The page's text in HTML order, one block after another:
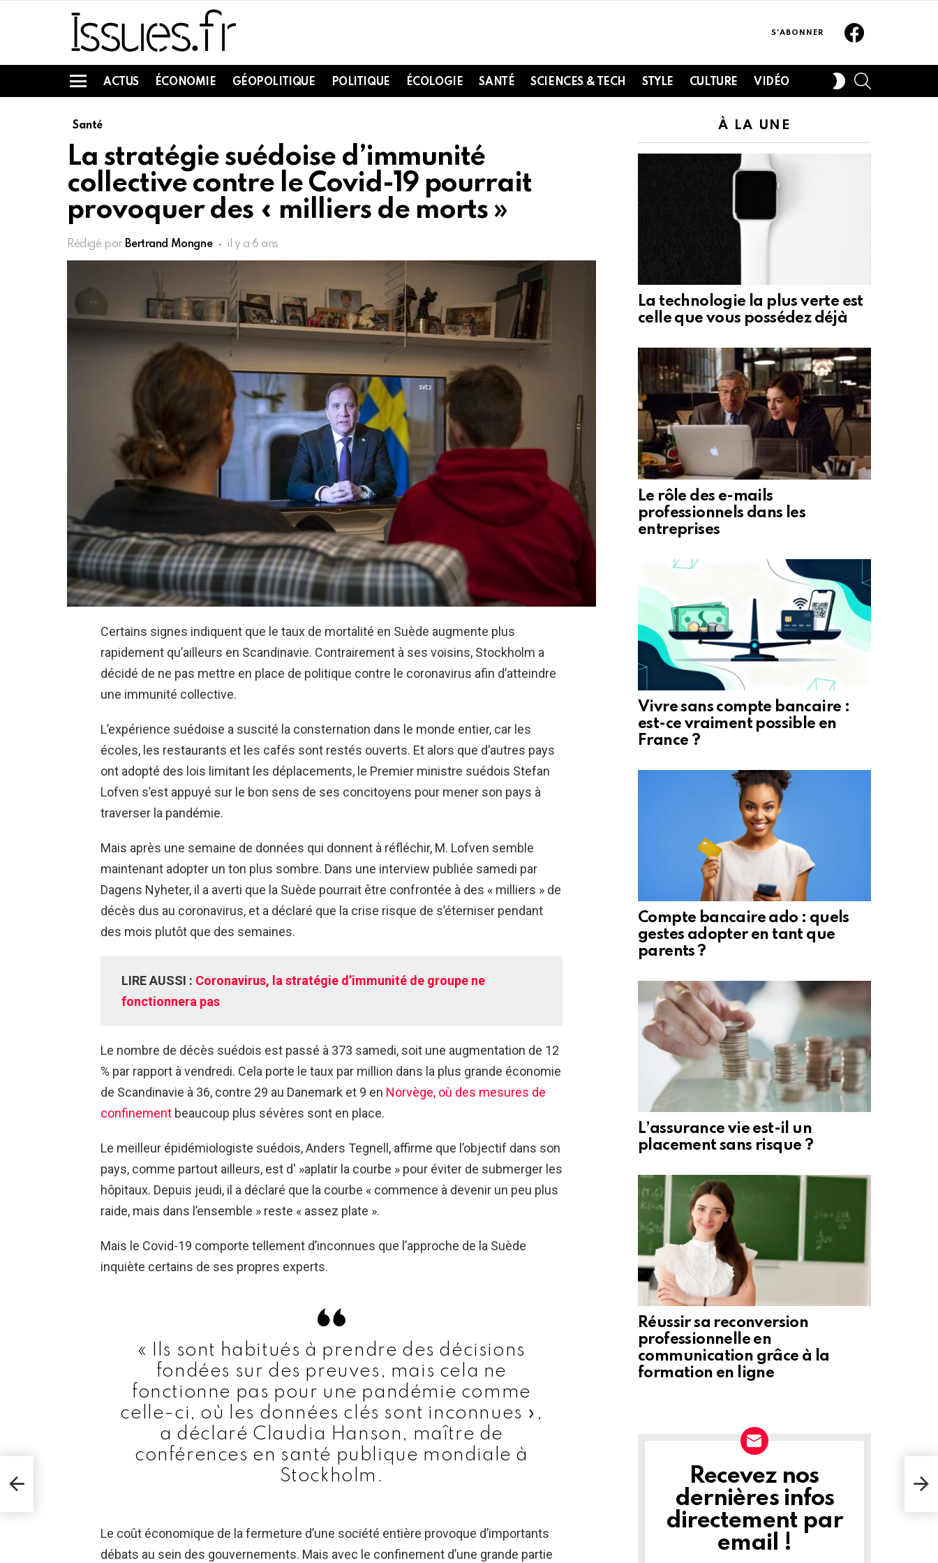
S'ABONNER
Menu
ACTUS ÉCONOMIE GÉOPOLITIQUE POLITIQUE ÉCOLOGIE SANTÉ SCIENCES & TECH STYLE CULTURE VIDÉO
SWITCH
SKIN
Santé
La stratégie suédoise d’immunité
collective contre le Covid-19 pourrait
provoquer des « milliers de morts »
Rédigé par Bertrand Mongne il y a 6 ans
Certains signes indiquent que le taux de mortalité en Suède augmente plus
rapidement qu’ailleurs en Scandinavie. Contrairement à ses voisins, Stockholm a
décidé de ne pas mettre en place de politique contre le coronavirus afin d’atteindre
une immunité collective.
L’expérience suédoise a suscité la consternation dans le monde entier, car les
écoles, les restaurants et les cafés sont restés ouverts. Et alors que d’autres pays
ont adopté des lois limitant les déplacements, le Premier ministre suédois Stefan
Lofven s’est appuyé sur le bon sens de ses concitoyens pour mener son pays à
traverser la pandémie.
Mais après une semaine de données qui donnent à réfléchir, M. Lofven semble
maintenant adopter un ton plus sombre. Dans une interview publiée samedi par
Dagens Nyheter, il a averti que la Suède pourrait être confrontée à des « milliers » de
décès dus au coronavirus, et a déclaré que la crise risque de s’éterniser pendant
des mois plutôt que des semaines.
LIRE AUSSI : Coronavirus, la stratégie d’immunité de groupe ne
fonctionnera pas
Le nombre de décès suédois est passé à 373 samedi, soit une augmentation de 12
% par rapport à vendredi. Cela porte le taux par million dans la plus grande économie
de Scandinavie à 36, contre 29 au Danemark et 9 en Norvège, où des mesures de
confinement beaucoup plus sévères sont en place.
Le meilleur épidémiologiste suédois, Anders Tegnell, affirme que l’objectif dans son
pays, comme partout ailleurs, est d' »aplatir la courbe » pour éviter de submerger les
hôpitaux. Depuis jeudi, il a déclaré que la courbe « commence à devenir un peu plus
raide, mais dans l’ensemble » reste « assez plate ».
Mais le Covid-19 comporte tellement d’inconnues que l’approche de la Suède
inquiète certains de ses propres experts.
« Ils sont habitués à prendre des décisions
fondées sur des preuves, mais cela ne
fonctionne pas pour une pandémie comme
celle-ci, où les données clés sont inconnues »,
a déclaré Claudia Hanson, maître de
conférences en santé publique mondiale à
Stockholm.
Le coût économique de la fermeture d’une société entière provoque d’importants
débats au sein des gouvernements. Mais avec le confinement d’une grande partie
À LA UNE
La technologie la plus verte est
celle que vous possédez déjà
Le rôle des e-mails
professionnels dans les
entreprises
Vivre sans compte bancaire :
est-ce vraiment possible en
France ?
Compte bancaire ado : quels
gestes adopter en tant que
parents ?
L’assurance vie est-il un
placement sans risque ?
Réussir sa reconversion
professionnelle en
communication grâce à la
formation en ligne
NEWSLETTER
Recevez nos
dernières infos
directement par
email !